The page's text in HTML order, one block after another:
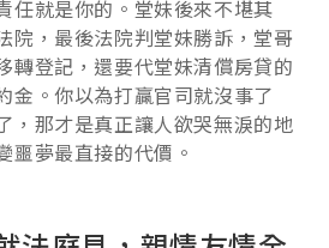
任就是你的。堂妹後來不堪其
院，最後法院判堂妹勝訴，堂哥
轉登記，還要代堂妹清償房貸的
金。你以為打贏官司就沒事了
，那才是真正讓人欲哭無淚的地
噩夢最直接的代價。